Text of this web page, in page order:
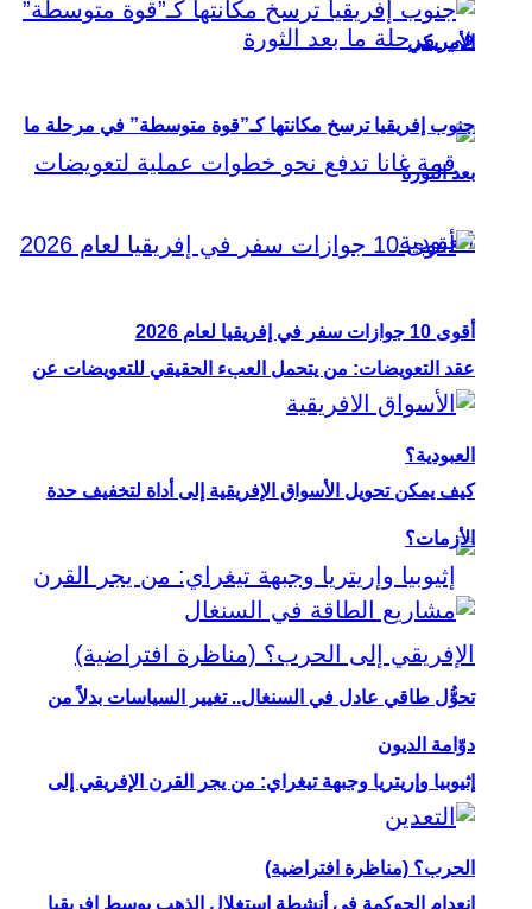
الأمريكي
عقد التعويضات: من يتحمل العبء الحقيقي للتعويضات عن
العبودية؟
إثيوبيا وإريتريا وجبهة تيغراي: من يجر القرن الإفريقي إلى
الحرب؟ (مناظرة افتراضية)
جنوب إفريقيا ترسخ مكانتها كـ”قوة متوسطة” في مرحلة ما
بعد الثورة
أقوى 10 جوازات سفر في إفريقيا لعام 2026
كيف يمكن تحويل الأسواق الإفريقية إلى أداة لتخفيف حدة
الأزمات؟
تحوُّل طاقي عادل في السنغال.. تغيير السياسات بدلاً من
دوّامة الديون
انعدام الحوكمة في أنشطة استغلال الذهب بوسط إفريقيا